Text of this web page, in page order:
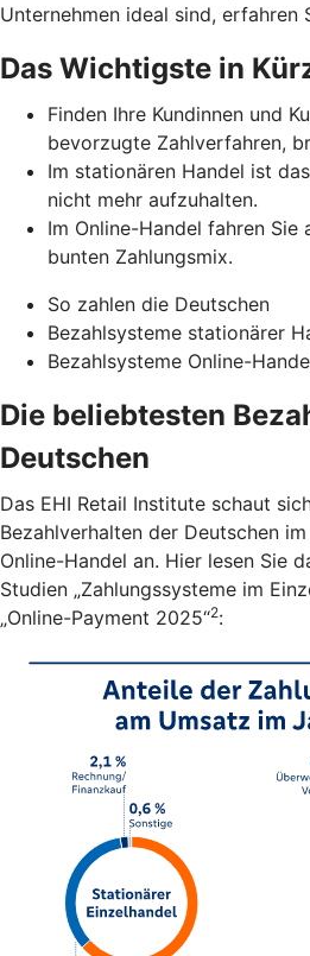
Unternehmen ideal sind, erfahren
Das Wichtigste in
Finden Ihre Kundinnen und
bevorzugte Zahlverfahren,
Im stationären Handel ist
nicht mehr aufzuhalten.
Im Online-Handel fahren Sie
bunten Zahlungsmix.
So zahlen die Deutschen
Bezahlsysteme stationärer
Bezahlsysteme Online-
Die beliebtesten
Deutschen
Das EHI Retail Institute schaut
Bezahlverhalten der Deutschen
Online-Handel an. Hier lesen Sie
Studien „Zahlungssysteme im
„Online-Payment 2025“2: